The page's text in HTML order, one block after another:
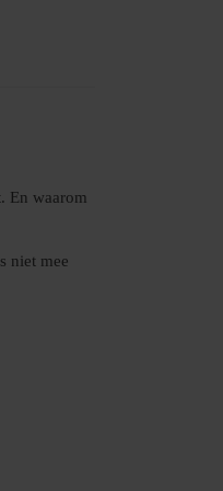
En waarom
niet mee